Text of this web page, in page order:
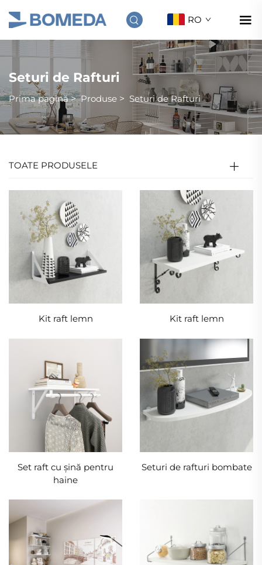
RO
Seturi de Rafturi
Prima pagină>Produse > Seturi de Rafturi
TOATE PRODUSELE
Kit raft lemn Kit raft lemn
Set raft cu șină pentru
haine
Seturi de rafturi bombate